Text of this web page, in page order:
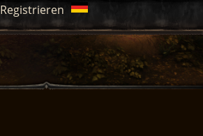
Registrieren